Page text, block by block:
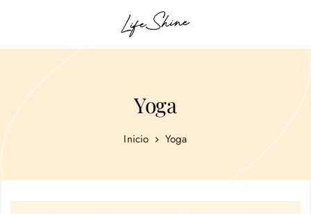
Yoga
Inicio Yoga